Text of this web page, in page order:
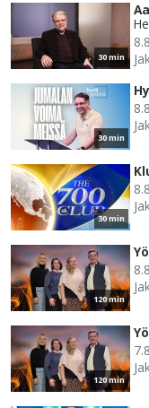
30 min
30 min
30 min
120 min
120 min